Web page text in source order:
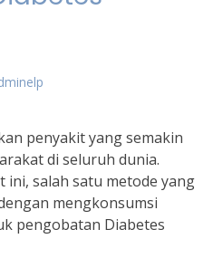
penyakit yang semakin
di seluruh dunia.
salah satu metode yang
mengkonsumsi
pengobatan Diabetes